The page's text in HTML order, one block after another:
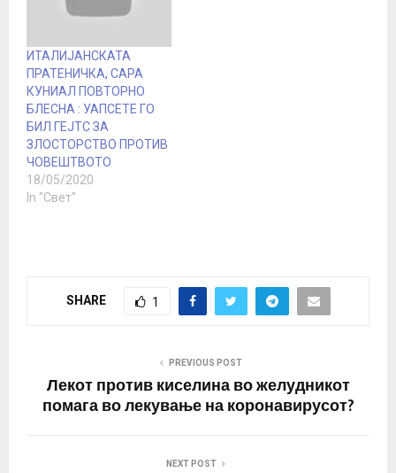
Демонстрантите велат
слобода на говор и
движење, но…
ИТАЛИЈАНСКАТА
ПРАТЕНИЧКА, САРА
КУНИАЛ ПОВТОРНО
БЛЕСНА : УАПСЕТЕ ГО
БИЛ ГЕЈТС ЗА
ЗЛОСТОРСТВО ПРОТИВ
ЧОВЕШТВОТО
18/05/2020
In "Свет"
SHARE 1
PREVIOUS POST
Лекот против киселина во желудникот
помага во лекување на коронавирусот?
NEXT POST